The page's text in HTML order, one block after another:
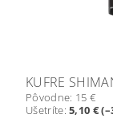
KUFRE
Pôvodne: 15 €
Ušetríte:5,10 €